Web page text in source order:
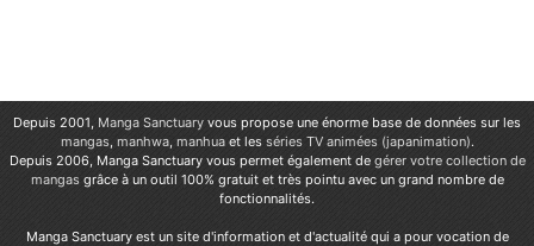
Depuis 2001, Manga Sanctuary vous propose une énorme base de données sur les
mangas, manhwa, manhuaet les séries TV animées (japanimation).
Depuis 2006, Manga Sanctuary vous permet également de gérer votre collection de
mangas grâce à un outil 100% gratuit et très pointu avec un grand nombre de
fonctionnalités.
Manga Sanctuary est un site d'information et d'actualité qui a pour vocation de